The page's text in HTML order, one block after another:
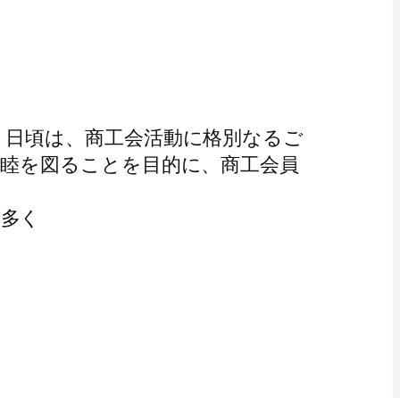
頃は、商工会活動に格別なるご
を図ることを目的に、商工会員
く